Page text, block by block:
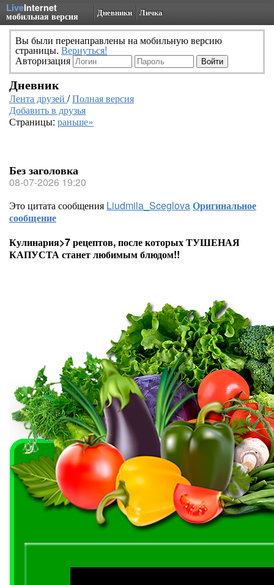
LiveInternet
мобильная версия Дневники Личка
Вы были перенаправлены на мобильную версию
страницы. Вернуться!
Авторизация
Дневник
Лента друзей /Полная версия
Добавить в друзья
Страницы: раньше»
Без заголовка
08-07-2026 19:20
Это цитата сообщения Liudmila_SceglovaОригинальное
сообщение
Кулинария>7 рецептов, после которых ТУШЕНАЯ
КАПУСТА станет любимым блюдом!!